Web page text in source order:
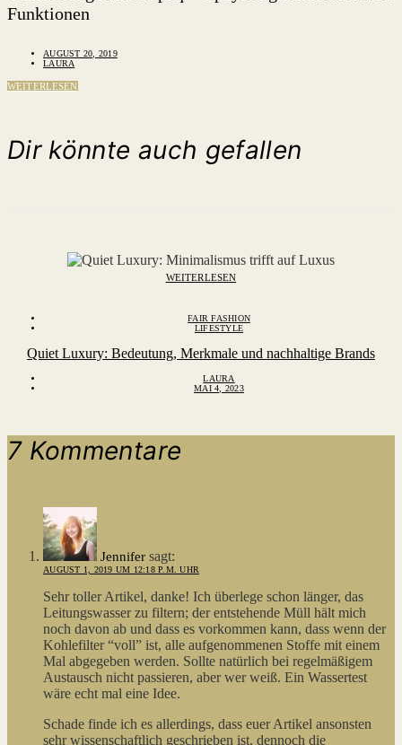
Funktionen
AUGUST 20, 2019
LAURA
WEITERLESEN
Dir könnte auch gefallen
WEITERLESEN
FAIR FASHION
LIFESTYLE
Quiet Luxury: Bedeutung, Merkmale und nachhaltige Brands
LAURA
MAI 4, 2023
7 Kommentare
Jennifer sagt:
AUGUST 1, 2019 UM 12:18 P.M. UHR
Sehr toller Artikel, danke! Ich überlege schon länger, das
Leitungswasser zu filtern; der entstehende Müll hält mich
noch davon ab und dass es vorkommen kann, dass wenn der
Kohlefilter “voll” ist, alle aufgenommenen Stoffe mit einem
Mal abgegeben werden. Sollte natürlich bei regelmäßigem
Austausch nicht passieren, aber wer weiß. Ein Wassertest
wäre echt mal eine Idee.
Schade finde ich es allerdings, dass euer Artikel ansonsten
sehr wissenschaftlich geschrieben ist, dennoch die